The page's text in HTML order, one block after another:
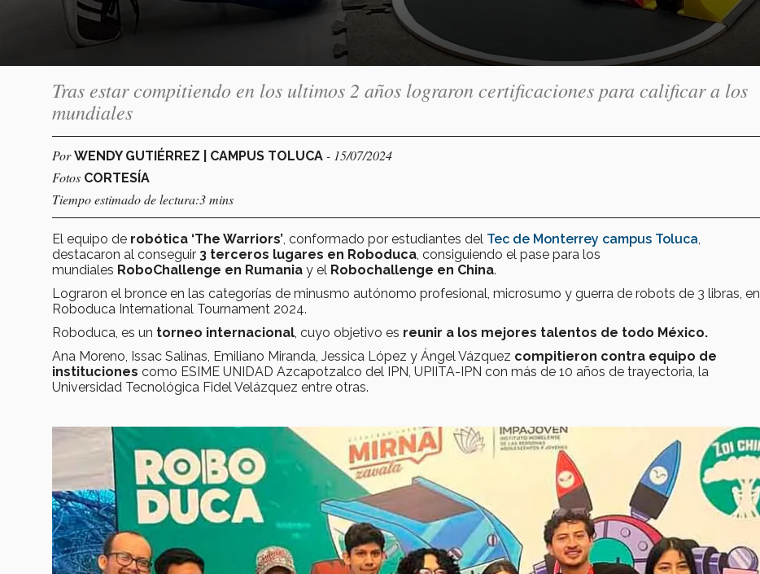
Tras estar compitiendo en los ultimos 2 años lograron certificaciones para calificar a los
mundiales
PorWENDY GUTIÉRREZ | CAMPUS TOLUCA - 15/07/2024
Fotos CORTESÍA
Tiempo estimado de lectura:3 mins
El equipo de robótica ‘The Warriors’ , conformado por estudiantes del Tec de Monterrey campus Toluca
destacaron al conseguir 3 terceros lugares en Roboduca , consiguiendo el pase para los
mundiales RoboChallenge en Rumania y el Robochallenge en China.
Lograron el bronce en las categorías de minusmo autónomo profesional, microsumo y guerra de robots de 3 libras, en
Roboduca International Tournament 2024.
Roboduca, es un torneo internacional , cuyo objetivo es reunir a los mejores talentos de todo México.
Ana Moreno, Issac Salinas, Emiliano Miranda, Jessica López y Ángel Vázquez compitieron contra equipo de
instituciones como ESIME UNIDAD Azcapotzalco del IPN, UPIITA-IPN con más de 10 años de trayectoria, la
Universidad Tecnológica Fidel Velázquez entre otras.